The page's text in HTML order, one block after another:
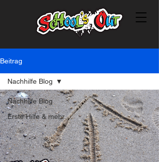
Beitrag
Nachhilfe Blog
Erste Hilfe & mehr...
Nachhilfe Blog